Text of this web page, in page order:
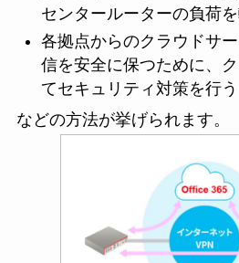
センタールーターの負荷
各拠点からのクラウドサ
信を安全に保つために、
てセキュリティ対策を行う
などの方法が挙げられます。